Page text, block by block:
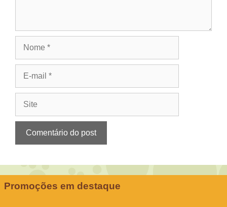
Promoções em destaque